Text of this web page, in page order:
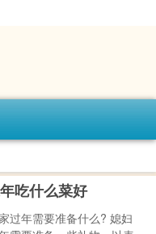
吃什么菜好
过年需要准备什么? 媳妇